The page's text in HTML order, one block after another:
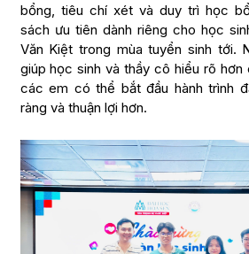
bổng, tiêu chí xét và duy trì học
sách ưu tiên dành riêng cho học
Văn Kiệt trong mùa tuyển sinh tới.
giúp học sinh và thầy cô hiểu rõ hơn
các em có thể bắt đầu hành trình
ràng và thuận lợi hơn.